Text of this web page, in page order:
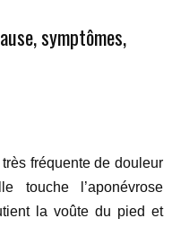
symptômes,
fréquente de douleur
touche l’aponévrose
la voûte du pied et